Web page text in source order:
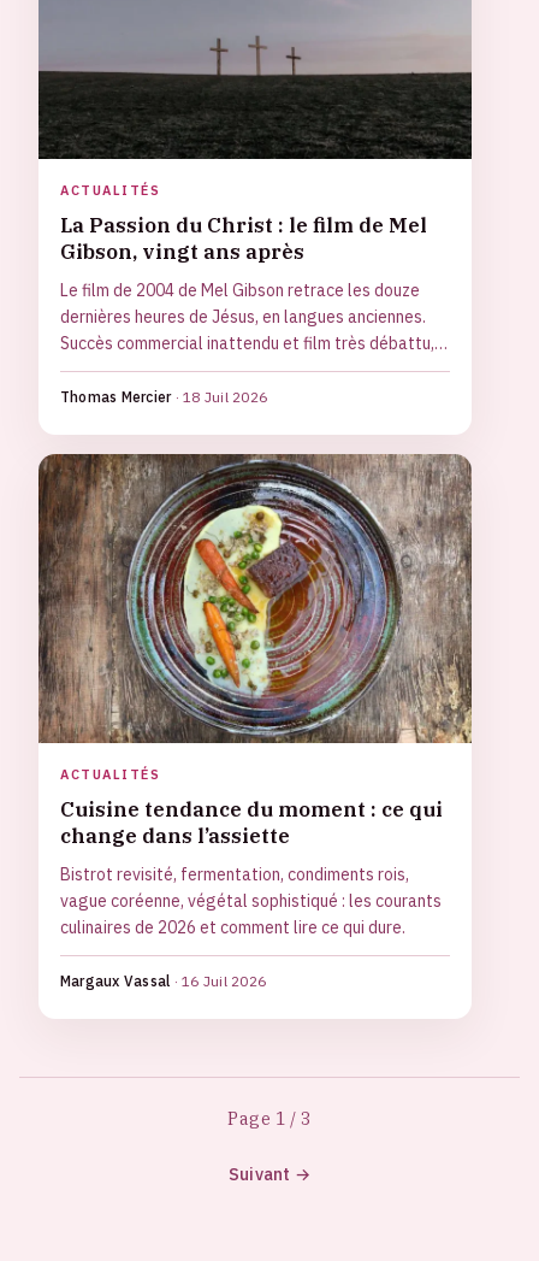
ACTUALITÉS
La Passion du Christ : le film de Mel
Gibson, vingt ans après
Le film de 2004 de Mel Gibson retrace les douze
dernières heures de Jésus, en langues anciennes.
Succès commercial inattendu et film très débattu, il
revient avec une suite annoncée sur la résurrection.
Thomas Mercier ·18 Juil 2026
ACTUALITÉS
Cuisine tendance du moment : ce qui
change dans l’assiette
Bistrot revisité, fermentation, condiments rois,
vague coréenne, végétal sophistiqué : les courants
culinaires de 2026 et comment lire ce qui dure.
Margaux Vassal ·16 Juil 2026
Page 1 / 3
Suivant →